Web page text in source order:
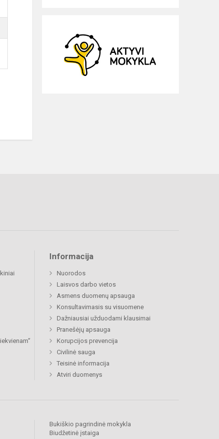
Informacija
Nuorodos
Laisvos darbo vietos
Asmens duomenų apsauga
Konsultavimasis su visuomene
Dažniausiai užduodami klausimai
Pranešėjų apsauga
Korupcijos prevencija
Civilinė sauga
Teisinė informacija
Atviri duomenys
Bukiškio pagrindinė mokykla
Biudžetinė įstaiga